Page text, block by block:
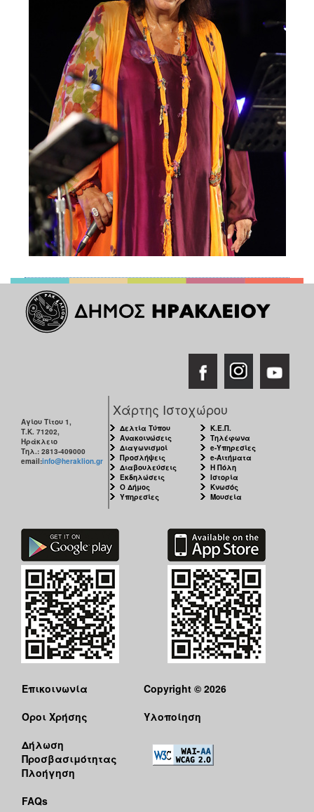
Αγίου Τίτου 1,
Τ.Κ. 71202,
Ηράκλειο
Τηλ.: 2813-409000
email:info@heraklion.gr
Χάρτης Ιστοχώρου
Δελτία Τύπου
Ανακοινώσεις
Διαγωνισμοί
Προσλήψεις
Διαβουλεύσεις
Εκδηλώσεις
Ο Δήμος
Υπηρεσίες
Κ.Ε.Π.
Τηλέφωνα
e-Υπηρεσίες
e-Αιτήματα
Η Πόλη
Ιστορία
Κνωσός
Μουσεία
Επικοινωνία
Όροι Χρήσης
Δήλωση
Προσβασιμότητας
Πλοήγηση
FAQs
Copyright © 2026
Υλοποίηση